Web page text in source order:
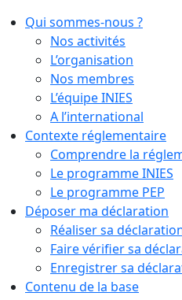
Qui sommes-nous ?
Nos activités
L’organisation
Nos membres
L’équipe INIES
A l’international
Contexte réglementaire
Comprendre la
Le programme INIES
Le programme PEP
Déposer ma déclaration
Réaliser sa
Faire vérifier sa
Enregistrer sa
Contenu de la base